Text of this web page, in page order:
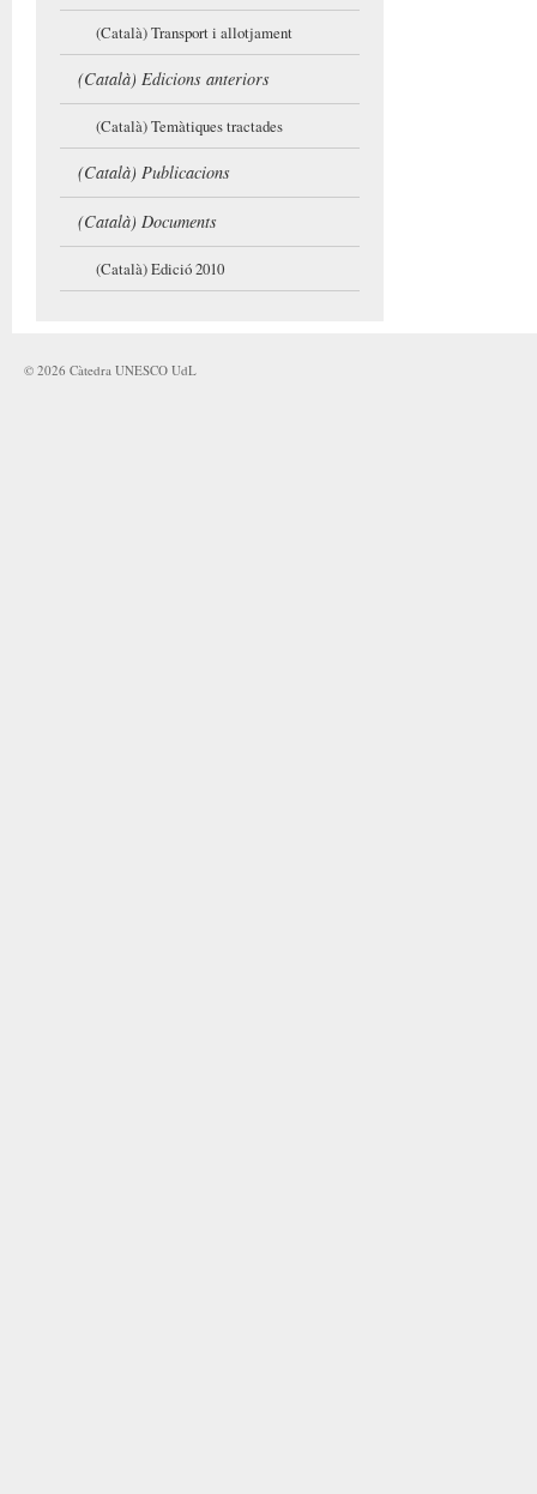
(Català) Transport i allotjament
(Català) Edicions anteriors
(Català) Temàtiques tractades
(Català) Publicacions
(Català) Documents
(Català) Edició 2010
© 2026 Càtedra UNESCO UdL